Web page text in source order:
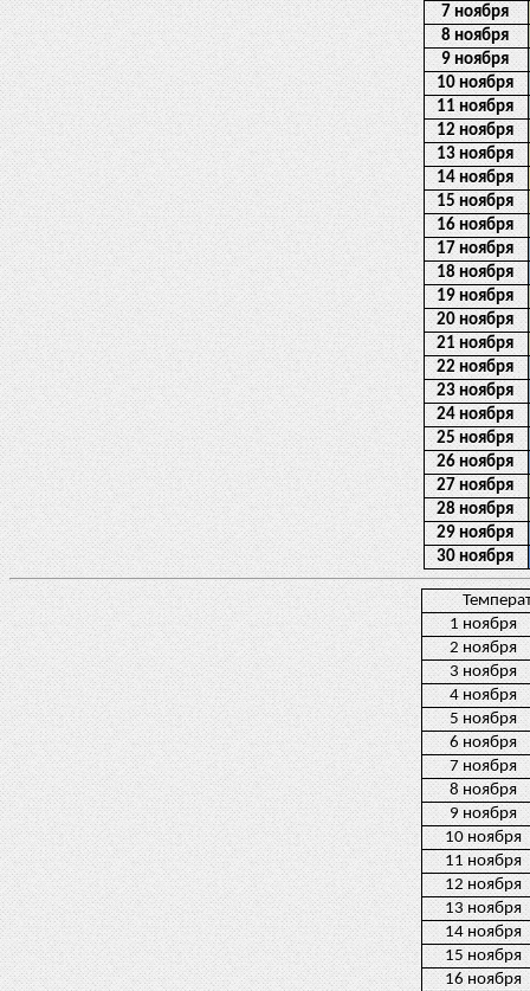
7 ноября
8 ноября
9 ноября
10 ноября
11 ноября
12 ноября
13 ноября
14 ноября
15 ноября
16 ноября
17 ноября
18 ноября
19 ноября
20 ноября
21 ноября
22 ноября
23 ноября
24 ноября
25 ноября
26 ноября
27 ноября
28 ноября
29 ноября
30 ноября
1 ноября
2 ноября
3 ноября
4 ноября
5 ноября
6 ноября
7 ноября
8 ноября
9 ноября
10 ноября
11 ноября
12 ноября
13 ноября
14 ноября
15 ноября
16 ноября